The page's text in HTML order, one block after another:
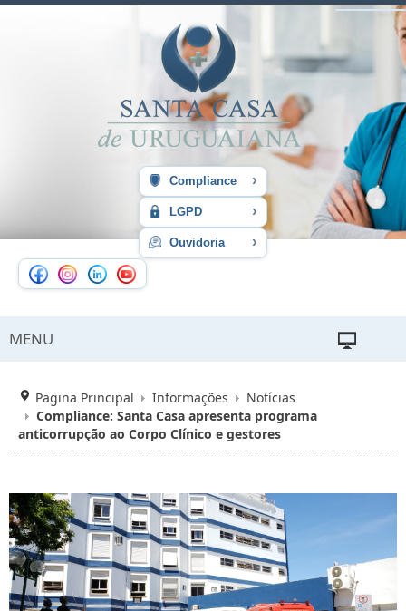
Compliance ›
LGPD ›
Ouvidoria ›
MENU
Pagina Principal Informações
Notícias
Compliance: Santa Casa apresenta programa
anticorrupção ao Corpo Clínico e gestores